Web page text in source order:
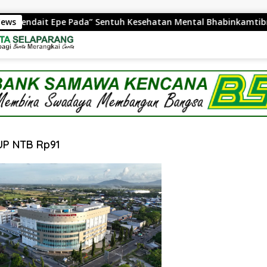
Epe Pada” Sentuh Kesehatan Mental
NTB Rp91